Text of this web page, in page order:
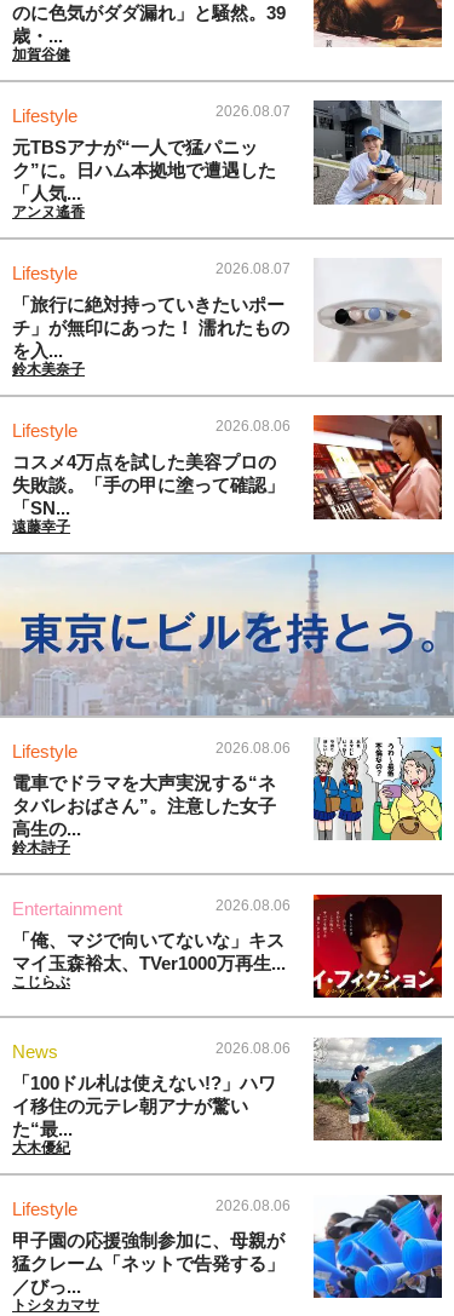
のに色気がダダ漏れ」と騒然。39
歳・...
加賀谷健
Lifestyle 2026.08.07
元TBSアナが“一人で猛パニッ
ク”に。日ハム本拠地で遭遇した
「人気...
アンヌ遙香
Lifestyle 2026.08.07
「旅行に絶対持っていきたいポー
チ」が無印にあった！ 濡れたもの
を入...
鈴木美奈子
Lifestyle 2026.08.06
コスメ4万点を試した美容プロの
失敗談。「手の甲に塗って確認」
「SN...
遠藤幸子
Lifestyle 2026.08.06
電車でドラマを大声実況する“ネ
タバレおばさん”。注意した女子
高生の...
鈴木詩子
Entertainment 2026.08.06
「俺、マジで向いてないな」キス
マイ玉森裕太、TVer1000万再生...
こじらぶ
News 2026.08.06
「100ドル札は使えない!?」ハワ
イ移住の元テレ朝アナが驚い
た“最...
大木優紀
Lifestyle 2026.08.06
甲子園の応援強制参加に、母親が
猛クレーム「ネットで告発する」
／びっ...
トシタカマサ